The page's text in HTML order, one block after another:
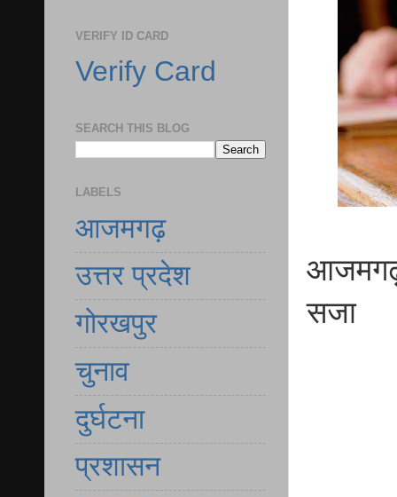
आजमगढ़
सजा
VERIFY ID CARD
Verify Card
SEARCH THIS BLOG
LABELS
आजमगढ़
उत्तर प्रदेश
गोरखपुर
चुनाव
दुर्घटना
प्रशासन